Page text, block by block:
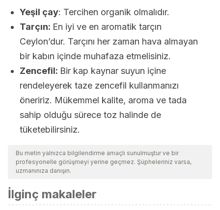
Yeşil çay: Tercihen organik olmalıdır.
Tarçın: En iyi ve en aromatik tarçın
Ceylon’dur. Tarçını her zaman hava almayan
bir kabın içinde muhafaza etmelisiniz.
Zencefil: Bir kap kaynar suyun içine
rendeleyerek taze zencefil kullanmanızı
öneririz. Mükemmel kalite, aroma ve tada
sahip olduğu sürece toz halinde de
tüketebilirsiniz.
Bu metin yalnızca bilgilendirme amaçlı sunulmuştur ve bir
profesyonelle görüşmeyi yerine geçmez. Şüpheleriniz varsa,
uzmanınıza danışın.
İlginç makaleler